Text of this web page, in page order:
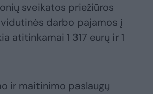
sveikatos priežiūros
darbo pajamos į
atitinkamai 1 317 eurų ir 1
ir maitinimo paslaugų